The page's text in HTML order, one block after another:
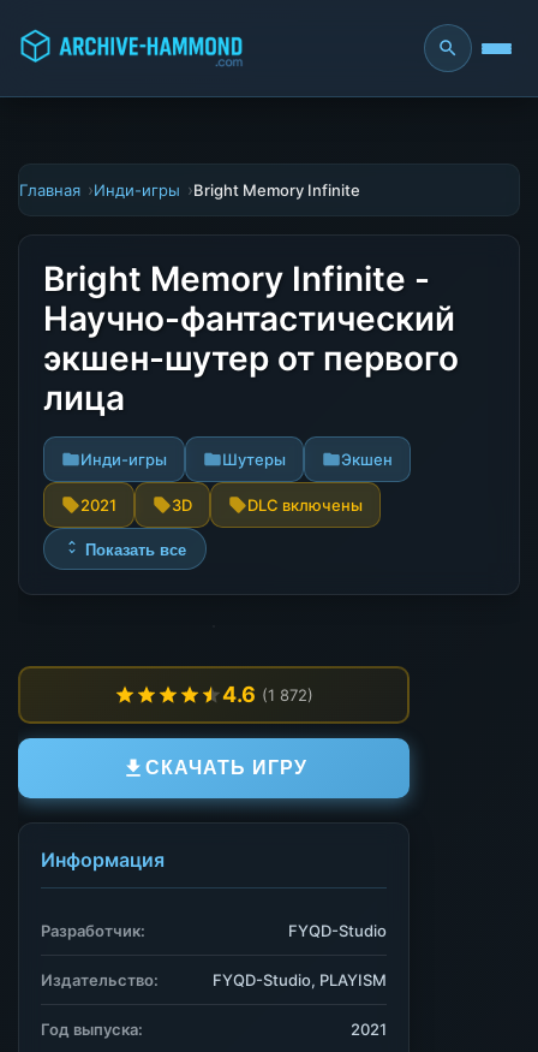
Главная Инди-игры Bright Memory Infinite
Bright Memory Infinite -
Научно-фантастический
экшен-шутер от первого
лица
Инди-игры Шутеры Экшен
2021 3D DLC включены
Показать все
4.6 (1 872)
СКАЧАТЬ ИГРУ
Информация
Разработчик: FYQD-Studio
Издательство: FYQD-Studio, PLAYISM
Год выпуска: 2021